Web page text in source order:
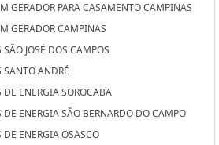
GERADOR PARA CASAMENTO CAMPINAS
GERADOR CAMPINAS
JOSÉ DOS CAMPOS
SANTO ANDRÉ
DE ENERGIA SOROCABA
DE ENERGIA SÃO BERNARDO DO CAMPO
DE ENERGIA OSASCO